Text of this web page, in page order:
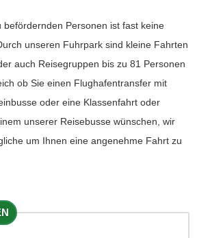
befördernden Personen ist fast keine
unseren Fuhrpark sind kleine Fahrten
auch Reisegruppen bis zu 81 Personen
ob Sie einen Flughafentransfer mit
oder eine Klassenfahrt oder
unserer Reisebusse wünschen, wir
um Ihnen eine angenehme Fahrt zu